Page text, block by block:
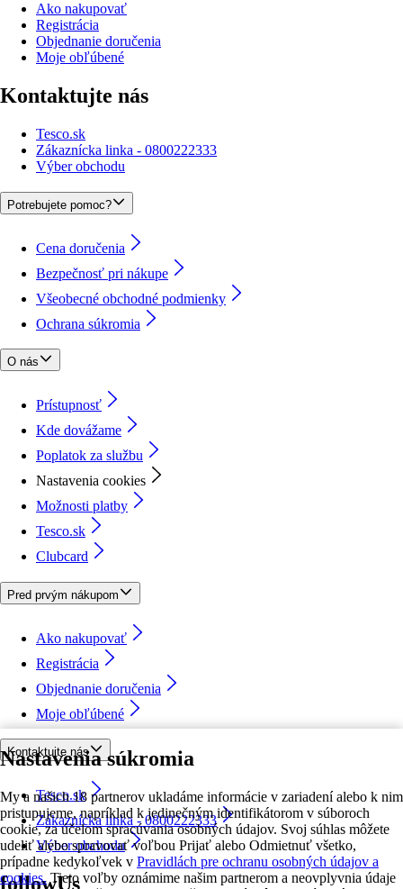
Nastavenia súkromia
My a našich 18 partnerov ukladáme informácie v zariadení alebo k nim
pristupujeme, napríklad k jedinečným identifikátorom v súboroch
cookie, za účelom spracúvania osobných údajov. Svoj súhlas môžete
udeliť alebo spravovať voľbou Prijať alebo Odmietnuť všetko,
prípadne kedykoľvek v Pravidlách pre ochranu osobných údajov a
cookies. Tieto voľby oznámime našim partnerom a neovplyvnia údaje
Ako nakupovať
Registrácia
Objednanie doručenia
Moje obľúbené
Kontaktujte nás
Tesco.sk
Zákaznícka linka - 0800222333
Výber obchodu
Potrebujete pomoc?
Cena doručenia
Bezpečnosť pri nákupe
Všeobecné obchodné podmienky
Ochrana súkromia
O nás
Prístupnosť
Kde dovážame
Poplatok za službu
Nastavenia cookies
Možnosti platby
Tesco.sk
Clubcard
Pred prvým nákupom
Ako nakupovať
Registrácia
Objednanie doručenia
Moje obľúbené
Kontaktujte nás
Tesco.sk
Zákaznícka linka - 0800222333
Výber obchodu
followUs